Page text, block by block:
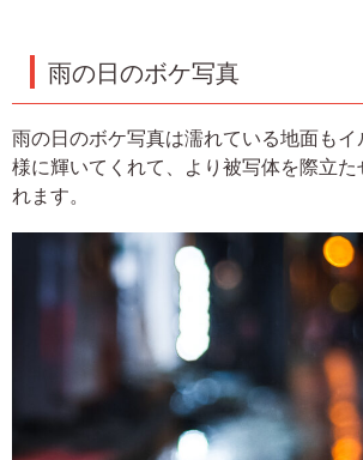
雨の日のボケ写真
雨の日のボケ写真は濡れている地面も
様に輝いてくれて、より被写体を際立た
れます。